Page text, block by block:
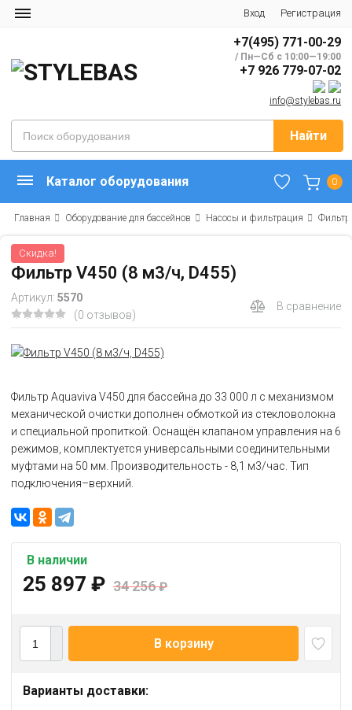
Вход Регистрация
+7(495) 771-00-29
/ Пн—Сб с 10:00—19:00
+7 926 779-07-02
info@stylebas.ru
Найти
0
Каталог оборудования
Главная Оборудование для бассейнов Насосы и фильтрация
Скидка!
Фильтр V450 (8 м3/ч, D455)
Артикул: 5570
(0 отзывов)
В сравнение
Фильтр Aquaviva V450 для бассейна до 33 000 л с механизмом
механической очистки дополнен обмоткой из стекловолокна
и специальной пропиткой. Оснащён клапаном управления на 6
режимов, комплектуется универсальными соединительными
муфтами на 50 мм. Производительность - 8,1 м3/час. Тип
подключения–верхний.
В наличии
25 897 ₽ 34 256₽
В корзину
Варианты доставки: